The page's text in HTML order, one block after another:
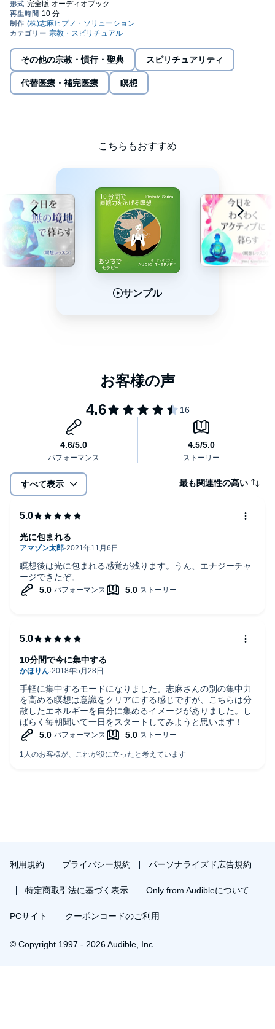
その他の宗教・慣行・聖典 スピリチュアリティ
代替医療・補完医療 瞑想
こちらもおすすめ
サンプル
すべて表示 最も関連性の高い
瞑想後は光に包まれる感覚が残ります。うん、エナジーチャ
ージできたぞ。
光に包まれる
手軽に集中するモードになりました。志麻さんの別の集中力
を高める瞑想は意識をクリアにする感じですが、こちらは分
散したエネルギーを自分に集めるイメージがありました。し
ばらく毎朝聞いて一日をスタートしてみようと思います！
10分間で今に集中する
利用規約 プライバシー規約 パーソナライズド広告規約
特定商取引法に基づく表示 Only from Audibleについて
PCサイト クーポンコードのご利用
© Copyright 1997 - 2026 Audible, Inc